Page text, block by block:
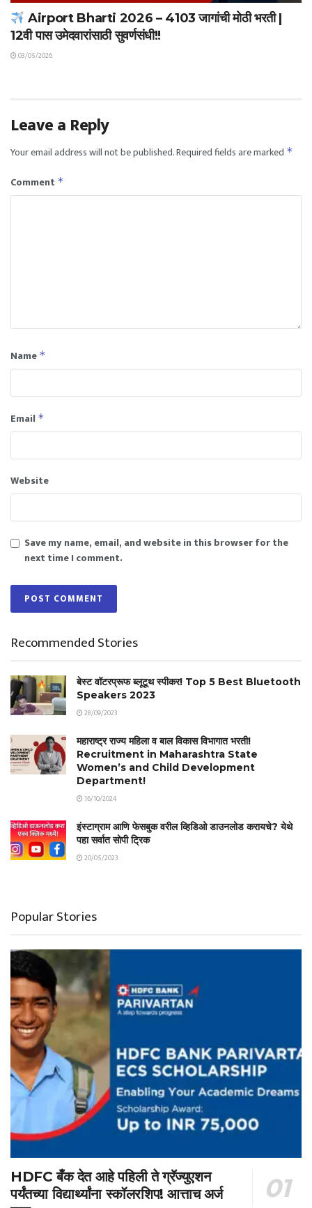
Airport Bharti 2026 – 4103 जागांची मोठी भरती |
12वी पास उमेदवारांसाठी सुवर्णसंधी!!
03/05/2026
Leave a Reply
Your email address will not be published.Required fields are marked *
Comment *
Name *
Email *
Website
Save my name, email, and website in this browser for the
next time I comment.
Recommended Stories
बेस्ट वॉटरप्रूफ ब्लूटूथ स्पीकर! Top 5 Best Bluetooth
Speakers 2023
28/09/2023
महाराष्ट्र राज्य महिला व बाल विकास विभागात भरती!
Recruitment in Maharashtra State
Women’s and Child Development
Department!
16/10/2024
इंस्टाग्राम आणि फेसबुक वरील व्हिडिओ डाउनलोड करायचे? येथे
पहा सर्वात सोपी ट्रिक
20/05/2023
Popular Stories
HDFC बँक देत आहे पहिली ते ग्रॅज्युएशन
पर्यंतच्या विद्यार्थ्यांना स्कॉलरशिप! आत्ताच अर्ज